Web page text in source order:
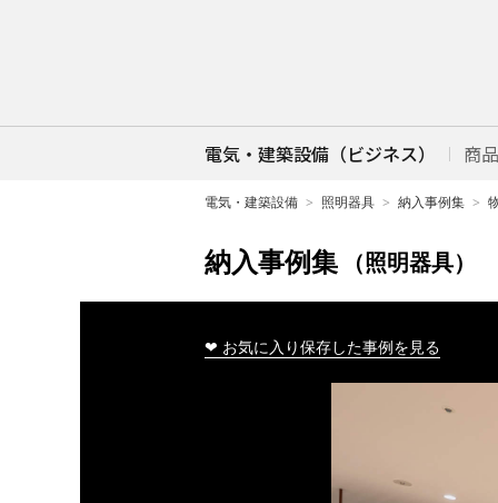
電気・建築設備（ビジネス） 商
電気・建築設備 照明器具 納入事例集
納入事例集 （照明器具）
❤ お気に入り保存した事例を見る